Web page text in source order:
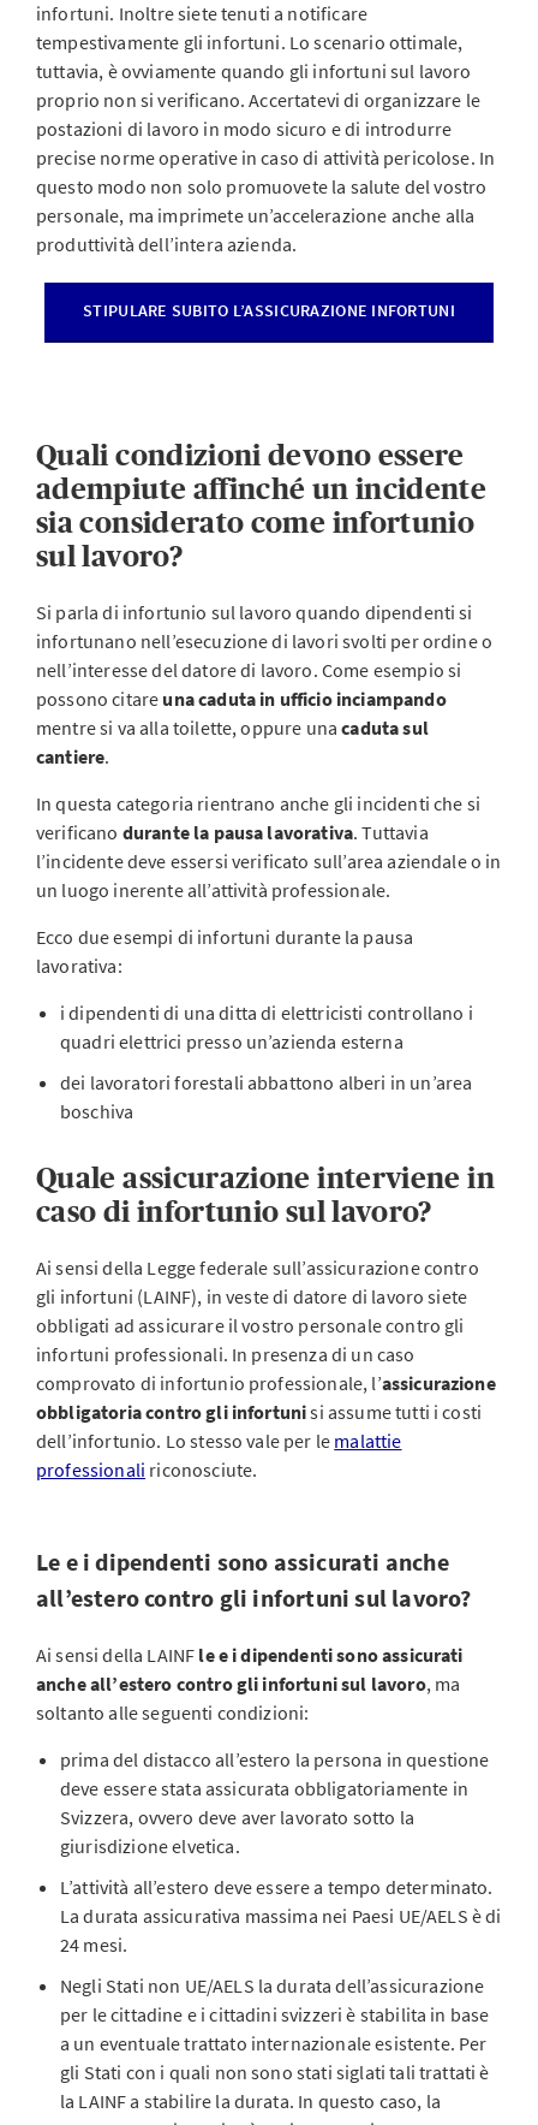
infortuni. Inoltre siete tenuti a notificare
tempestivamente gli infortuni. Lo scenario ottimale,
tuttavia, è ovviamente quando gli infortuni sul lavoro
proprio non si verificano. Accertatevi di organizzare le
postazioni di lavoro in modo sicuro e di introdurre
precise norme operative in caso di attività pericolose. In
questo modo non solo promuovete la salute del vostro
personale, ma imprimete un’accelerazione anche alla
produttività dell’intera azienda.
STIPULARE SUBITO L’ASSICURAZIONE INFORTUNI
Quali condizioni devono essere
adempiute affinché un incidente
sia considerato come infortunio
sul lavoro?
Si parla di infortunio sul lavoro quando dipendenti si
infortunano nell’esecuzione di lavori svolti per ordine o
nell’interesse del datore di lavoro. Come esempio si
possono citare una caduta in ufficio inciampando
mentre si va alla toilette, oppure unacaduta sul
cantiere.
In questa categoria rientrano anche gli incidenti che si
verificano durante la pausa lavorativa. Tuttavia
l’incidente deve essersi verificato sull’area aziendale o in
un luogo inerente all’attività professionale.
Ecco due esempi di infortuni durante la pausa
lavorativa:
i dipendenti di una ditta di elettricisti controllano i
quadri elettrici presso un’azienda esterna
dei lavoratori forestali abbattono alberi in un’area
boschiva
Quale assicurazione interviene in
caso di infortunio sul lavoro?
Ai sensi della Legge federale sull’assicurazione contro
gli infortuni (LAINF), in veste di datore di lavoro siete
obbligati ad assicurare il vostro personale contro gli
infortuni professionali. In presenza di un caso
comprovato di infortunio professionale, l’assicurazione
obbligatoria contro gli infortunisi assume tutti i costi
dell’infortunio. Lo stesso vale per le malattie
professionali riconosciute.
Le e i dipendenti sono assicurati anche
all’estero contro gli infortuni sul lavoro?
Ai sensi della LAINF le e i dipendenti sono assicurati
anche all’estero contro gli infortuni sul lavoro, ma
soltanto alle seguenti condizioni:
prima del distacco all’estero la persona in questione
deve essere stata assicurata obbligatoriamente in
Svizzera, ovvero deve aver lavorato sotto la
giurisdizione elvetica.
L’attività all’estero deve essere a tempo determinato.
La durata assicurativa massima nei Paesi UE/AELS è di
24 mesi.
Negli Stati non UE/AELS la durata dell’assicurazione
per le cittadine e i cittadini svizzeri è stabilita in base
a un eventuale trattato internazionale esistente. Per
gli Stati con i quali non sono stati siglati tali trattati è
la LAINF a stabilire la durata. In questo caso, la